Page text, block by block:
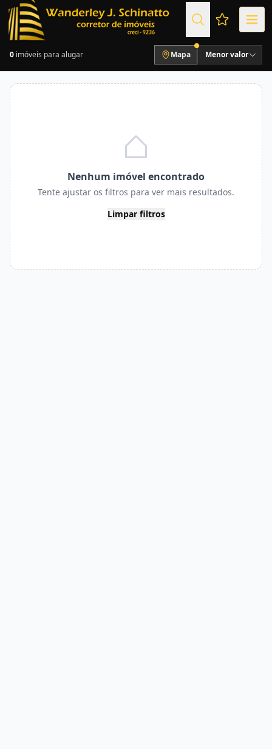
Favoritos
0 imóveis para alugar Mapa Menor valor
Nenhum imóvel encontrado
Tente ajustar os filtros para ver mais resultados.
Limpar filtros